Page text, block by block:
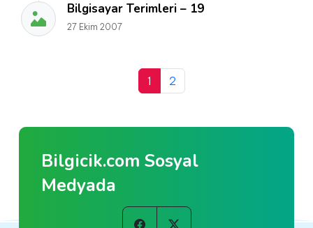
Bilgisayar Terimleri – 19
27 Ekim 2007
1 2
Bilgicik.com Sosyal
Medyada